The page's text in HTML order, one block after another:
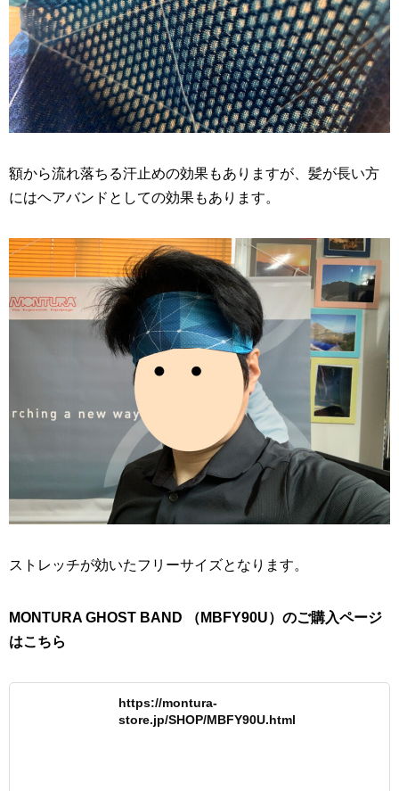
額から流れ落ちる汗止めの効果もありますが、髪が長い方
にはヘアバンドとしての効果もあります。
ストレッチが効いたフリーサイズとなります。
MONTURA GHOST BAND （MBFY90U）のご購入ページ
はこちら
https://montura-
store.jp/SHOP/MBFY90U.html